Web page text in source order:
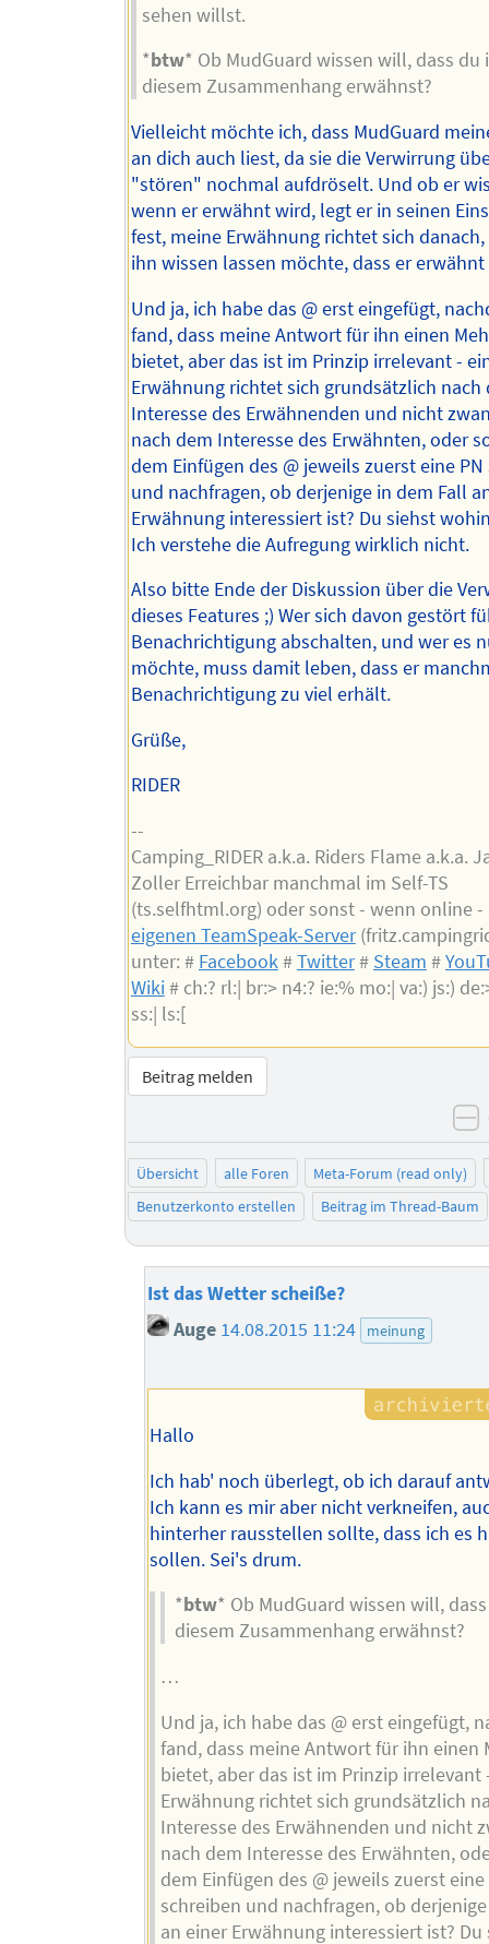
sehen willst.
*btw* Ob MudGuard wissen will, dass du
diesem Zusammenhang erwähnst?
Vielleicht möchte ich, dass MudGuard
an dich auch liest, da sie die Verwirrung
"stören" nochmal aufdröselt. Und ob er
wenn er erwähnt wird, legt er in seinen
fest, meine Erwähnung richtet sich danach,
ihn wissen lassen möchte, dass er
Und ja, ich habe das @ erst eingefügt,
fand, dass meine Antwort für ihn einen
bietet, aber das ist im Prinzip irrelevant -
Erwähnung richtet sich grundsätzlich nach
Interesse des Erwähnenden und nicht
nach dem Interesse des Erwähnten, oder
dem Einfügen des @ jeweils zuerst eine
und nachfragen, ob derjenige in dem Fall
Erwähnung interessiert ist? Du siehst
Ich verstehe die Aufregung wirklich nicht.
Also bitte Ende der Diskussion über die
dieses Features ;) Wer sich davon gestört
Benachrichtigung abschalten, und wer es
möchte, muss damit leben, dass er
Benachrichtigung zu viel erhält.
Grüße,
RIDER
--
Camping_RIDER a.k.a. Riders Flame a.k.a.
Zoller Erreichbar manchmal im Self-TS
(ts.selfhtml.org) oder sonst - wenn online -
eigenen TeamSpeak-Server
unter: # Facebook#Twitter# Steam #
Wiki# ch:? rl:| br:> n4:? ie:% mo:| va:) js:)
ss:| ls:[
Beitrag melden
Übersicht alle Foren
Meta-Forum (read only)
Benutzerkonto erstellen
Beitrag im Thread-Baum
Ist das Wetter scheiße?
Auge 14.08.2015 11:24 meinung
Hallo
Ich hab' noch überlegt, ob ich darauf
Ich kann es mir aber nicht verkneifen,
hinterher rausstellen sollte, dass ich es
sollen. Sei's drum.
*btw* Ob MudGuard wissen will,
diesem Zusammenhang erwähnst?
…
Und ja, ich habe das @ erst eingefügt,
fand, dass meine Antwort für ihn einen
bietet, aber das ist im Prinzip irrelevant
Erwähnung richtet sich grundsätzlich
Interesse des Erwähnenden und nicht
nach dem Interesse des Erwähnten,
dem Einfügen des @ jeweils zuerst eine
schreiben und nachfragen, ob
an einer Erwähnung interessiert ist?